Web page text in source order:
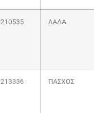
210535 ΛΑΔΑ
213336 ΠΑΣΧΟΣ